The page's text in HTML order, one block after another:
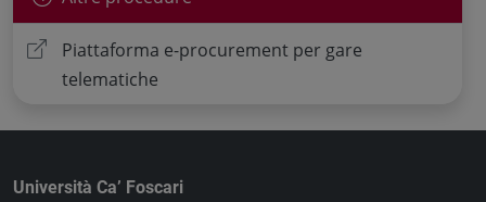
Piattaforma e-procurement per gare
telematiche
Università Ca’ Foscari